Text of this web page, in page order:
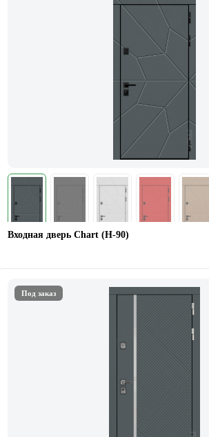
Входная дверь Chart (Н-90)
Под заказ